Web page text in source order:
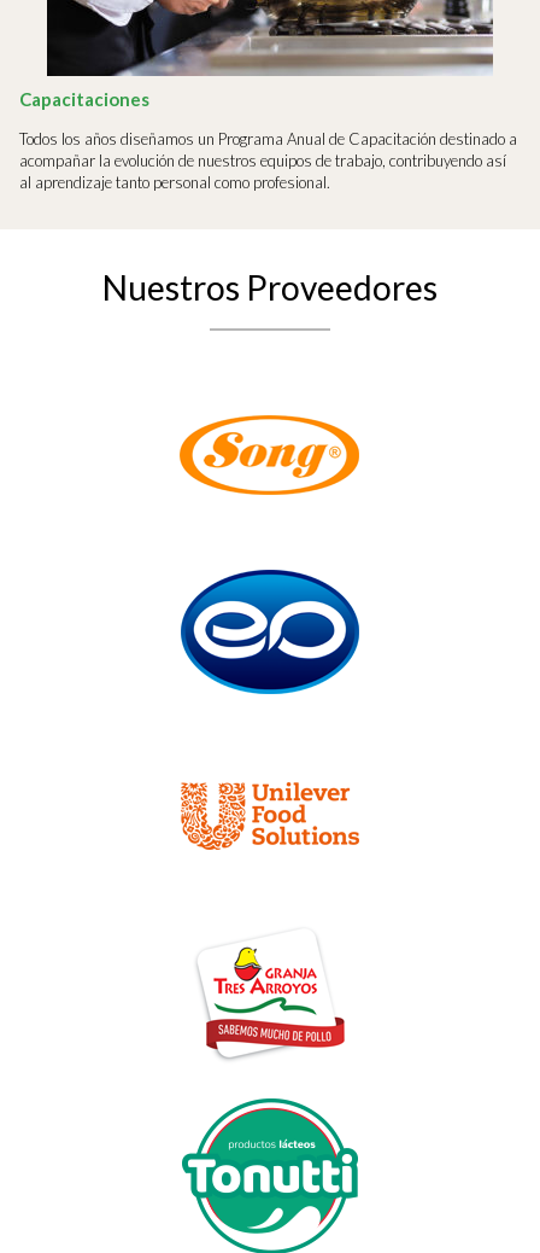
Capacitaciones
Todos los años diseñamos un Programa Anual de Capacitación destinado a
acompañar la evolución de nuestros equipos de trabajo, contribuyendo así
al aprendizaje tanto personal como profesional.
Nuestros Proveedores